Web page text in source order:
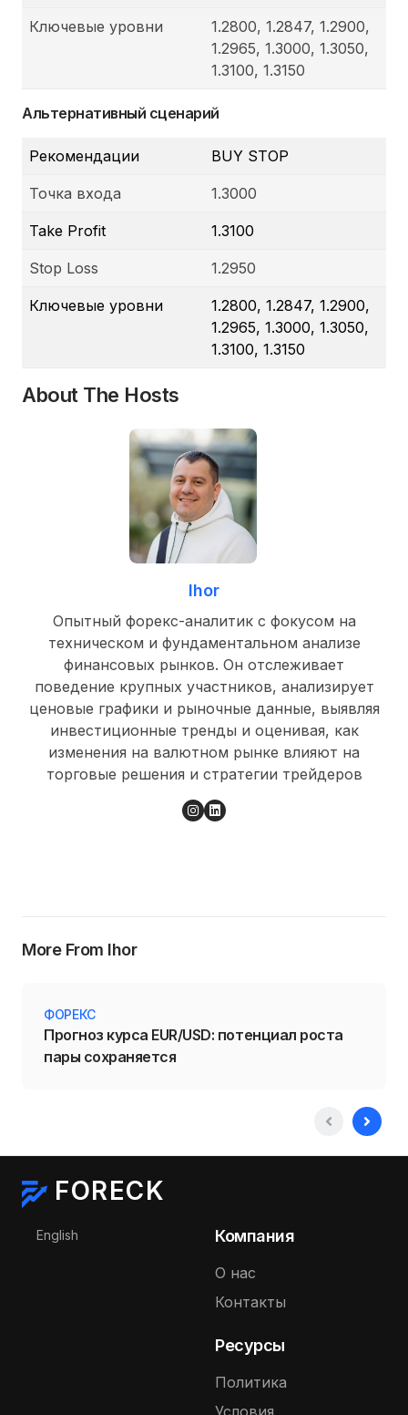
Ключевые уровни
1.2800, 1.2847, 1.2900,
1.2965, 1.3000, 1.3050,
1.3100, 1.3150
Альтернативный сценарий
Рекомендации BUY STOP
Точка входа 1.3000
Take Profit 1.3100
Stop Loss 1.2950
Ключевые уровни
1.2800, 1.2847, 1.2900,
1.2965, 1.3000, 1.3050,
1.3100, 1.3150
About The Hosts
Ihor
Опытный форекс-аналитик с фокусом на
техническом и фундаментальном анализе
финансовых рынков. Он отслеживает
поведение крупных участников, анализирует
ценовые графики и рыночные данные, выявляя
инвестиционные тренды и оценивая, как
изменения на валютном рынке влияют на
торговые решения и стратегии трейдеров
More From Ihor
ФОРЕКС
Прогноз курса EUR/USD: потенциал роста
пары сохраняется
FORECK
Выберите язык
English Компания
О нас
Контакты
Ресурсы
Политика
Условия